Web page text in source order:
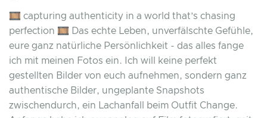
🎞️ capturing authenticity in a world that’s chasing
perfection 🎞️ Das echte Leben, unverfälschte Gefühle,
eure ganz natürliche Persönlichkeit - das alles fange
ich mit meinen Fotos ein. Ich will keine perfekt
gestellten Bilder von euch aufnehmen, sondern ganz
authentische Bilder, ungeplante Snapshots
zwischendurch, ein Lachanfall beim Outfit Change.